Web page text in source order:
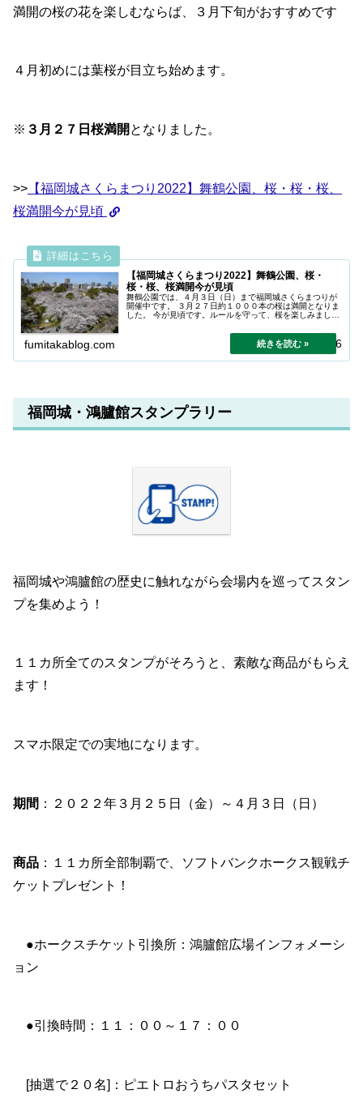
満開の桜の花を楽しむならば、３月下旬がおすすめです
４月初めには葉桜が目立ち始めます。
※ ３月２７日桜満開 となりました。
>> 【福岡城さくらまつり2022】舞鶴公園、桜・桜・桜、
桜満開今が見頃
【福岡城さくらまつり2022】舞鶴公園、桜・
桜・桜、桜満開今が見頃
舞鶴公園では、４月３日（日）まで福岡城さくらまつりが
開催中です。 ３月２７日約１０００本の桜は満開となりま
した。 今が見頃です。ルールを守って、桜を楽しみましょ
fumitakablog.com 2024.04.16
福岡城・鴻臚館スタンプラリー
福岡城や鴻臚館の歴史に触れながら会場内を巡ってスタン
プを集めよう！
１１カ所全てのスタンプがそろうと、素敵な商品がもらえ
ます！
スマホ限定での実地になります。
期間 ：２０２２年３月２５日（金）～４月３日（日）
商品 ：１１カ所全部制覇で、ソフトバンクホークス観戦チ
ケットプレゼント！
●ホークスチケット引換所：鴻臚館広場インフォメーシ
ョン
●引換時間：１１：００～１７：００
[抽選で２０名]：ピエトロおうちパスタセット